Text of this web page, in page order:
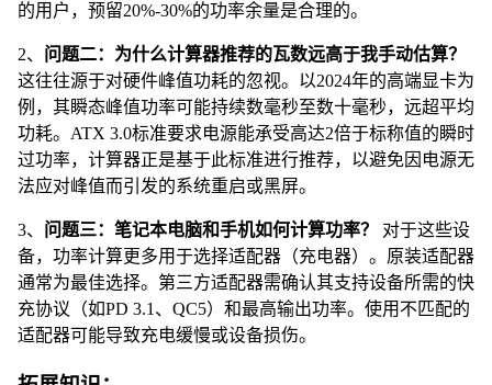
的用户，预留20%-30%的功率余量是合理的。
2、 问题二：为什么计算器推荐的瓦数远高于我手动估算？
这往往源于对硬件峰值功耗的忽视。以2024年的高端显卡为
例，其瞬态峰值功率可能持续数毫秒至数十毫秒，远超平均
功耗。ATX 3.0标准要求电源能承受高达2倍于标称值的瞬时
过功率，计算器正是基于此标准进行推荐，以避免因电源无
法应对峰值而引发的系统重启或黑屏。
3、 问题三：笔记本电脑和手机如何计算功率？
对于这些设
备，功率计算更多用于选择适配器（充电器）。原装适配器
通常为最佳选择。第三方适配器需确认其支持设备所需的快
充协议（如PD 3.1、QC5）和最高输出功率。使用不匹配的
适配器可能导致充电缓慢或设备损伤。